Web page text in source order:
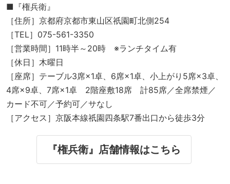
■『権兵衛』
［住所］京都府京都市東山区祇園町北側254
［TEL］075-561-3350
［営業時間］11時半～20時 ※ランチタイム有
［休日］木曜日
［座席］テーブル3席×1卓、6席×1卓、小上がり5席×3卓、
4席×9卓、7席×1卓 2階座敷18席 計85席／全席禁煙／
カード不可／予約可／サなし
［アクセス］京阪本線祇園四条駅7番出口から徒歩3分
『権兵衛』店舗情報はこちら